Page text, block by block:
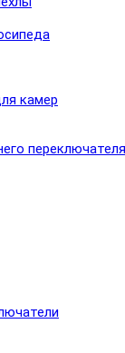
камер
переключателя